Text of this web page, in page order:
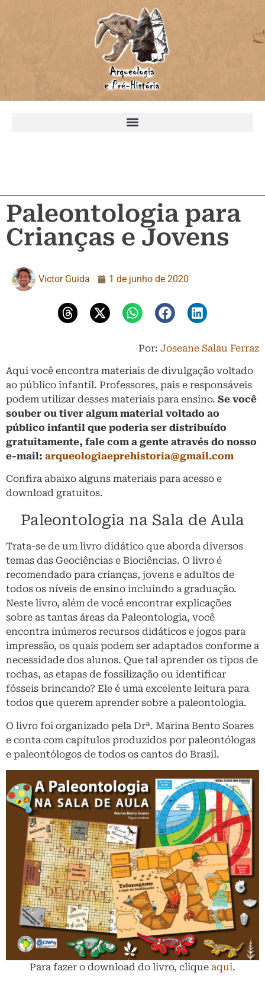
Paleontologia para
Crianças e Jovens
Victor Guida 1 de junho de 2020
Por: Joseane Salau Ferraz
Aqui você encontra materiais de divulgação voltado
ao público infantil. Professores, pais e responsáveis
podem utilizar desses materiais para ensino. Se você
souber ou tiver algum material voltado ao
público infantil que poderia ser distribuído
gratuitamente, fale com a gente através do nosso
e-mail: arqueologiaeprehistoria@gmail.com
Confira abaixo alguns materiais para acesso e
download gratuitos.
Paleontologia na Sala de Aula
Trata-se de um livro didático que aborda diversos
temas das Geociências e Biociências. O livro é
recomendado para crianças, jovens e adultos de
todos os níveis de ensino incluindo a graduação.
Neste livro, além de você encontrar explicações
sobre as tantas áreas da Paleontologia, você
encontra inúmeros recursos didáticos e jogos para
impressão, os quais podem ser adaptados conforme a
necessidade dos alunos. Que tal aprender os tipos de
rochas, as etapas de fossilização ou identificar
fósseis brincando? Ele é uma excelente leitura para
todos que querem aprender sobre a paleontologia.
O livro foi organizado pela Drª. Marina Bento Soares
e conta com capítulos produzidos por paleontólogas
e paleontólogos de todos os cantos do Brasil.
Para fazer o download do livro, clique aqui.